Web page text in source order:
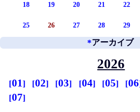
18 19 20 21 22
25 26 27 28 29
*アーカイブ
2026
01 02 03 04 05
06
07